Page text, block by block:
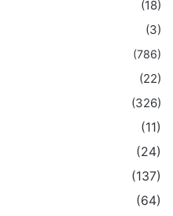
(18)
(3)
(786)
(22)
(326)
(11)
(24)
(137)
(64)